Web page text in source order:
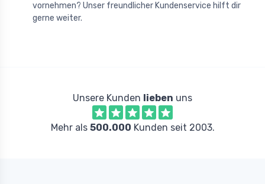
vornehmen? Unser freundlicher Kundenservice hilft dir
gerne weiter.
Unsere Kunden lieben uns
Mehr als 500.000 Kunden seit 2003.